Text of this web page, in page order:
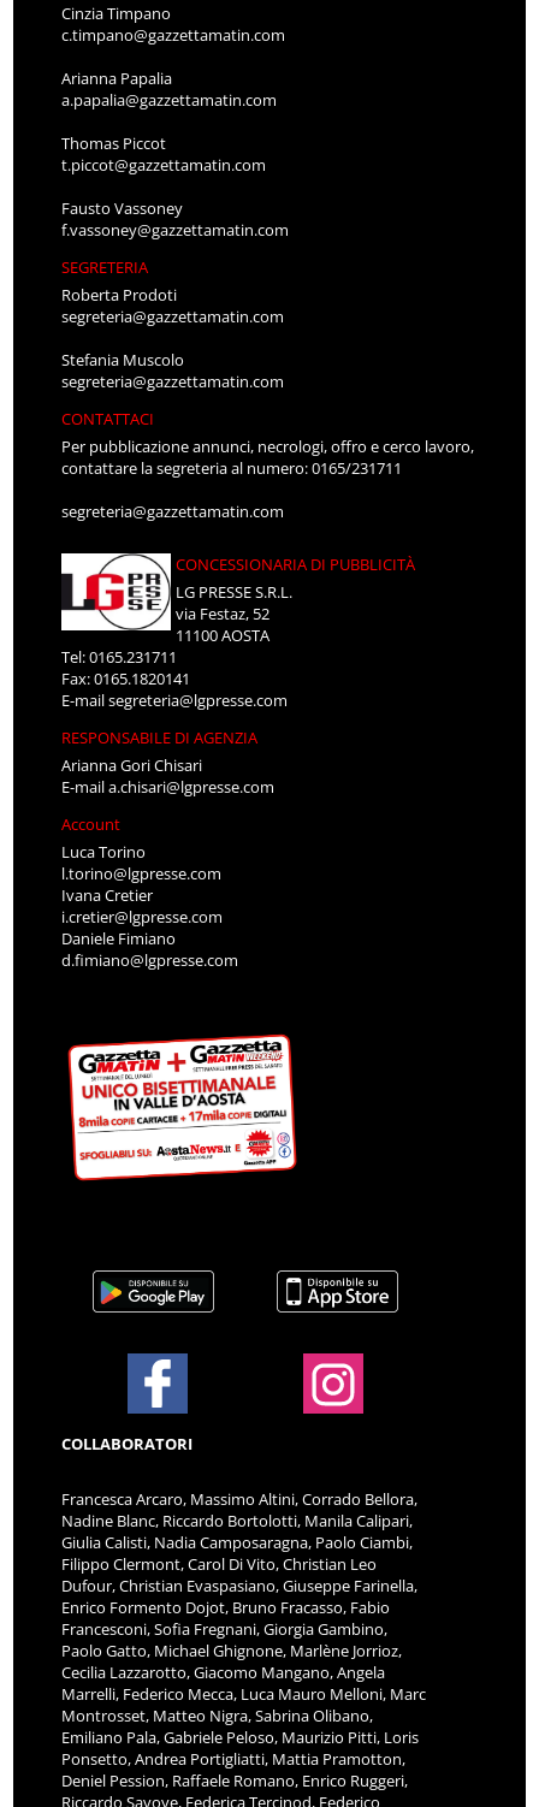
Cinzia Timpano
c.timpano@gazzettamatin.com
Arianna Papalia
a.papalia@gazzettamatin.com
Thomas Piccot
t.piccot@gazzettamatin.com
Fausto Vassoney
f.vassoney@gazzettamatin.com
SEGRETERIA
Roberta Prodoti
segreteria@gazzettamatin.com
Stefania Muscolo
segreteria@gazzettamatin.com
CONTATTACI
Per pubblicazione annunci, necrologi, offro e cerco lavoro,
contattare la segreteria al numero: 0165/231711
segreteria@gazzettamatin.com
CONCESSIONARIA DI PUBBLICITÀ
LG PRESSE S.R.L.
via Festaz, 52
11100 AOSTA
Tel: 0165.231711
Fax: 0165.1820141
E-mailsegreteria@lgpresse.com
RESPONSABILE DI AGENZIA
Arianna Gori Chisari
E-maila.chisari@lgpresse.com
Account
Luca Torino
l.torino@lgpresse.com
Ivana Cretier
i.cretier@lgpresse.com
Daniele Fimiano
d.fimiano@lgpresse.com
COLLABORATORI
Francesca Arcaro, Massimo Altini, Corrado Bellora,
Nadine Blanc, Riccardo Bortolotti, Manila Calipari,
Giulia Calisti, Nadia Camposaragna, Paolo Ciambi,
Filippo Clermont, Carol Di Vito, Christian Leo
Dufour, Christian Evaspasiano, Giuseppe Farinella,
Enrico Formento Dojot, Bruno Fracasso, Fabio
Francesconi, Sofia Fregnani, Giorgia Gambino,
Paolo Gatto, Michael Ghignone, Marlène Jorrioz,
Cecilia Lazzarotto, Giacomo Mangano, Angela
Marrelli, Federico Mecca, Luca Mauro Melloni, Marc
Montrosset, Matteo Nigra, Sabrina Olibano,
Emiliano Pala, Gabriele Peloso, Maurizio Pitti, Loris
Ponsetto, Andrea Portigliatti, Mattia Pramotton,
Deniel Pession, Raffaele Romano, Enrico Ruggeri,
Riccardo Savoye, Federica Tercinod, Federico